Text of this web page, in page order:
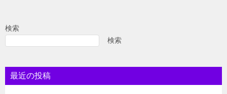
検索
検索
最近の投稿